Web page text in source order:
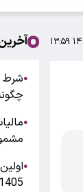
●شرط
●
●
1405)/قیمت وشرایط فروش